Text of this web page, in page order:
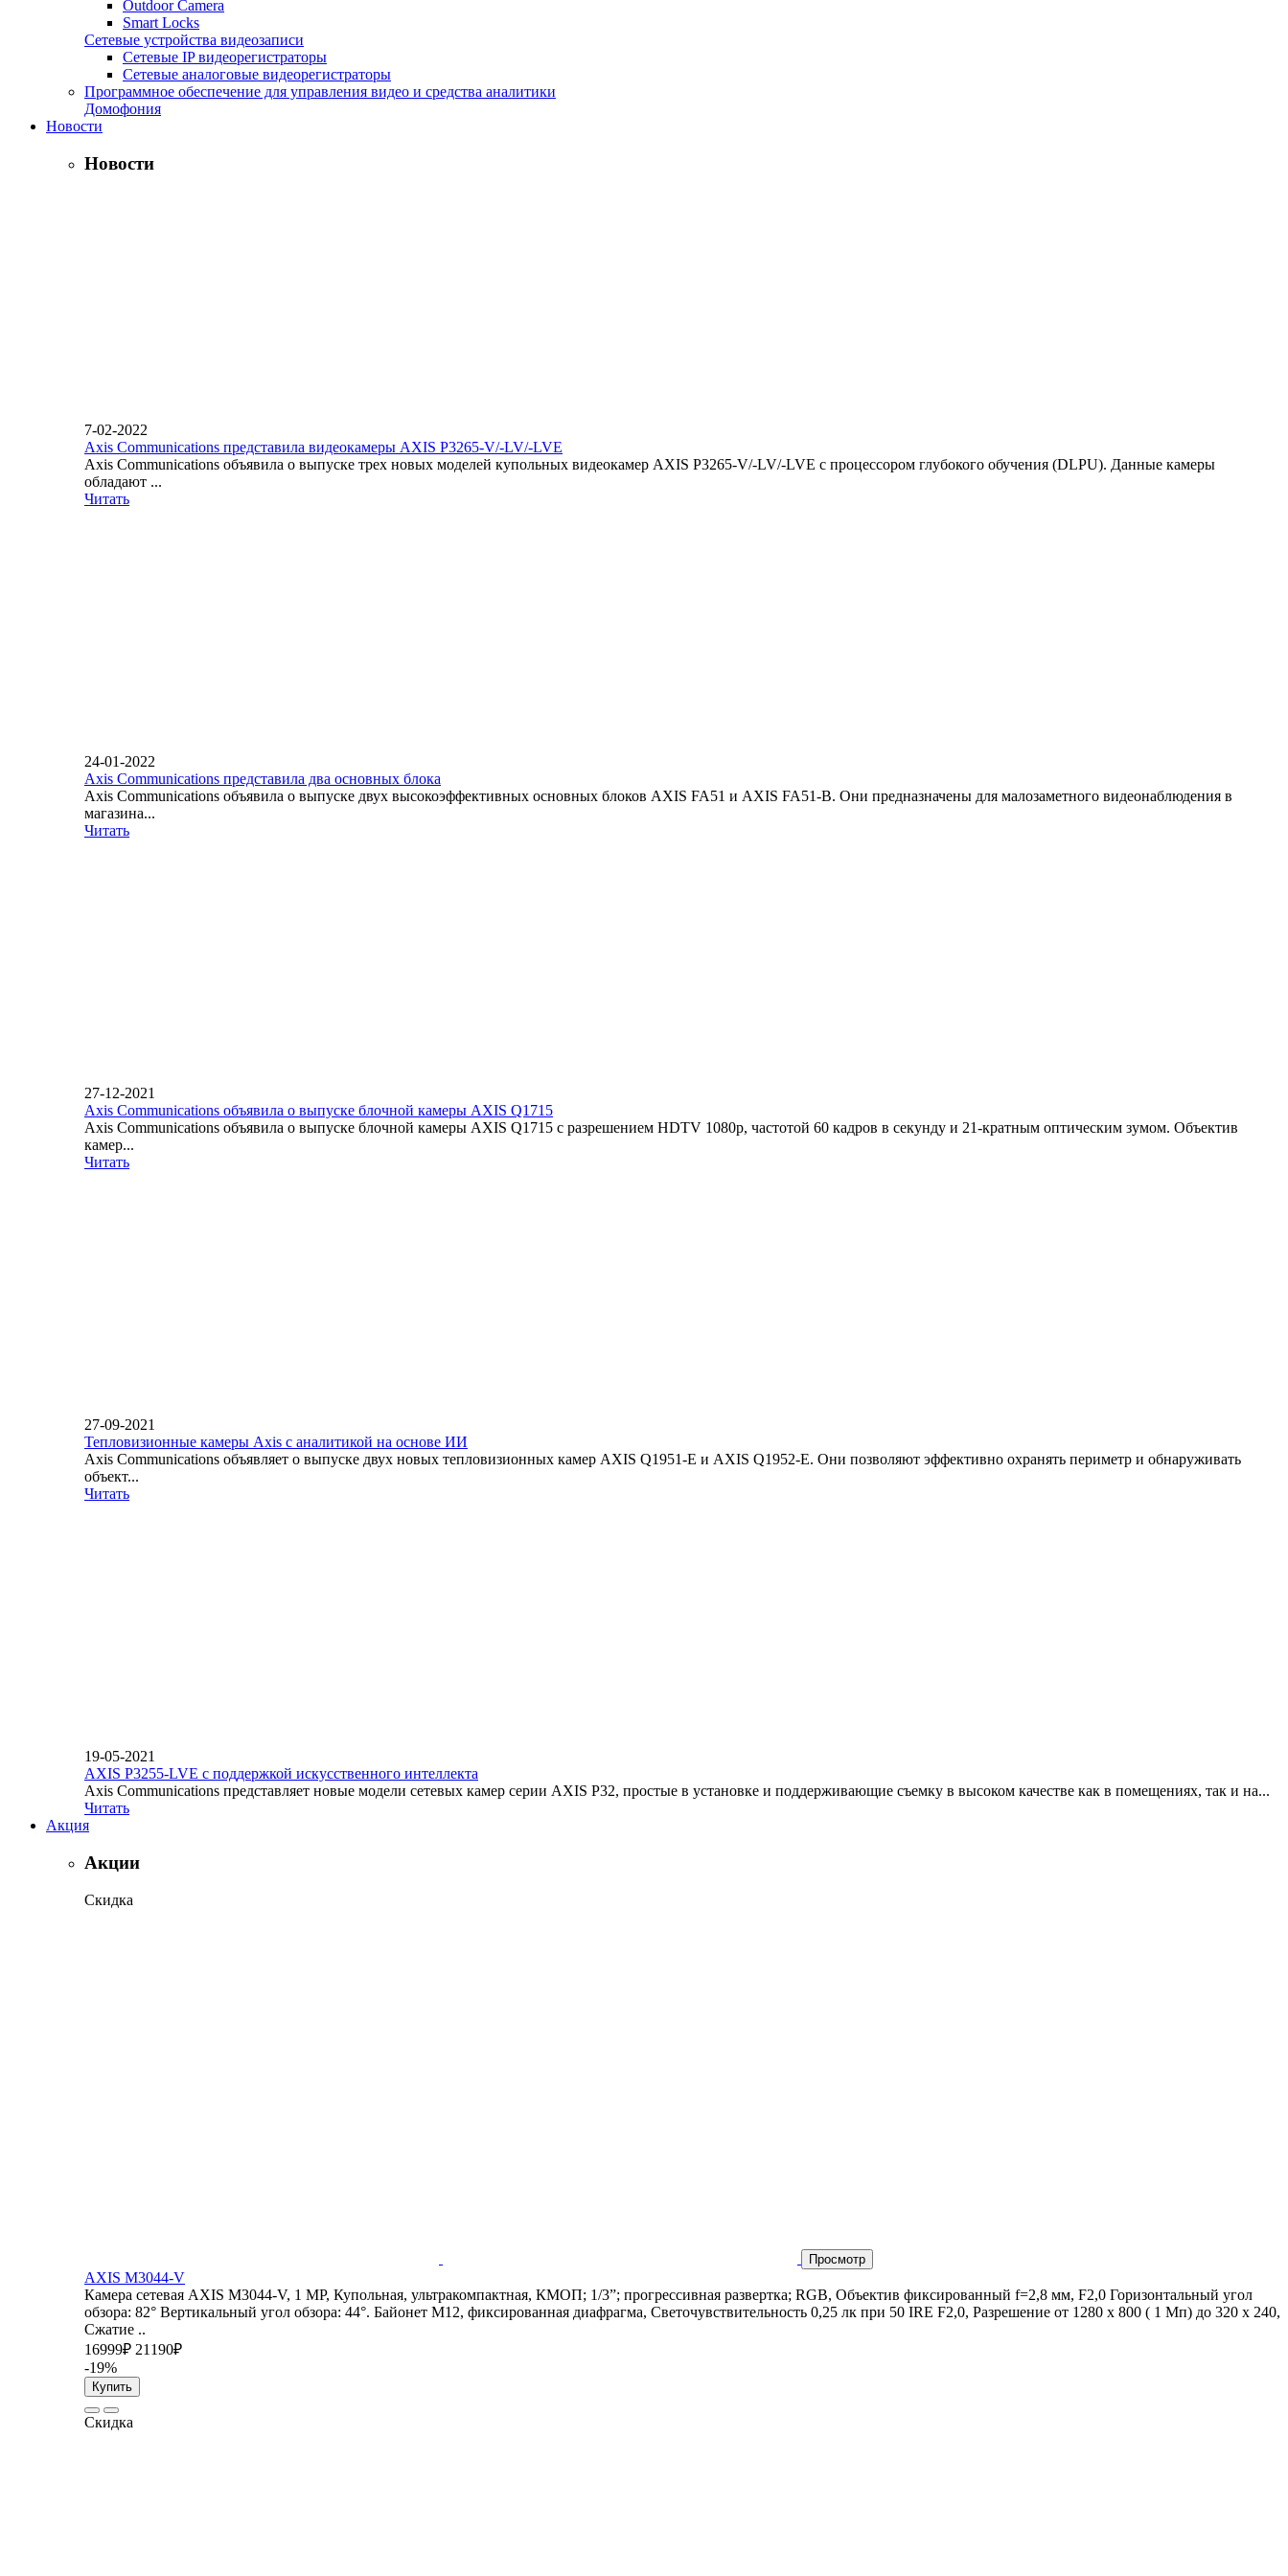
Outdoor Camera
Smart Locks
Сетевые устройства видеозаписи
Сетевые IP видеорегистраторы
Сетевые аналоговые видеорегистраторы
Программное обеспечение для управления видео и средства аналитики
Домофония
Новости
Новости
7-02-2022
Axis Communications представила видеокамеры AXIS P3265-V/-LV/-LVE
Axis Communications объявила о выпуске трех новых моделей купольных видеокамер AXIS P3265-V/-LV/-LVE с процессором глубокого обучения (DLPU). Данные камеры
обладают ...
Читать
24-01-2022
Axis Communications представила два основных блока
Axis Communications объявила о выпуске двух высокоэффективных основных блоков AXIS FA51 и AXIS FA51-B. Они предназначены для малозаметного видеонаблюдения в
магазина...
Читать
27-12-2021
Axis Communications объявила о выпуске блочной камеры AXIS Q1715
Axis Communications объявила о выпуске блочной камеры AXIS Q1715 с разрешением HDTV 1080p, частотой 60 кадров в секунду и 21-кратным оптическим зумом. Объектив
камер...
Читать
27-09-2021
Тепловизионные камеры Axis с аналитикой на основе ИИ
Axis Communications объявляет о выпуске двух новых тепловизионных камер AXIS Q1951-E и AXIS Q1952-E. Они позволяют эффективно охранять периметр и обнаруживать
объект...
Читать
19-05-2021
AXIS P3255-LVE с поддержкой искусственного интеллекта
Axis Communications представляет новые модели сетевых камер серии AXIS P32, простые в установке и поддерживающие съемку в высоком качестве как в помещениях, так и на...
Читать
Акция
Акции
Скидка
Просмотр
AXIS M3044-V
Камера сетевая AXIS M3044-V, 1 MP, Купольная, ультракомпактная, КМОП; 1/3”; прогрессивная развертка; RGB, Объектив фиксированный f=2,8 мм, F2,0 Горизонтальный угол
обзора: 82° Вертикальный угол обзора: 44°. Байонет М12, фиксированная диафрагма, Светочувствительность 0,25 лк при 50 IRE F2,0, Разрешение от 1280 x 800 ( 1 Мп) до 320 x 240,
Сжатие ..
16999₽ 21190₽
-19%
Купить
Скидка